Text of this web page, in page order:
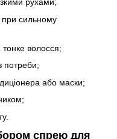
при сильному
волосся;
потреби;
або маски;
спрею для